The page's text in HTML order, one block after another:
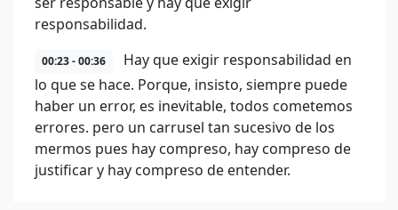
responsabilidad.
00:23 - 00:36
Hay que exigir responsabilidad en
lo que se hace. Porque, insisto, siempre puede
haber un error, es inevitable, todos cometemos
errores. pero un carrusel tan sucesivo de los
mermos pues hay compreso, hay compreso de
justificar y hay compreso de entender.